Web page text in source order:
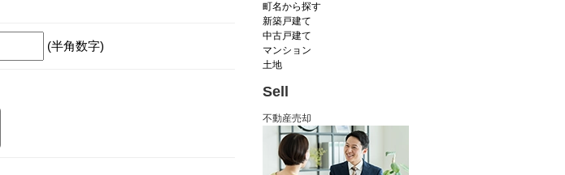
(半角数字)
町名から探す
新築戸建て
中古戸建て
マンション
土地
Sell
不動産売却